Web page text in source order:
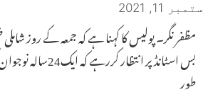
ستمبر 11, 2021
مظفر نگر۔ پولیس کا کہنا ہے کہ جمعہ کے روز
بس اسٹانڈ پر
طور